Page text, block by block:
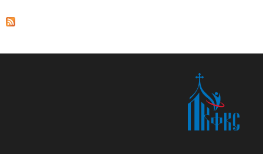
Страницы